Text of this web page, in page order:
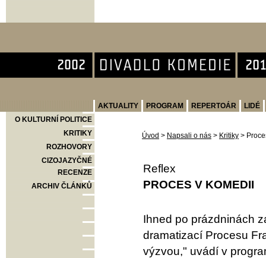
AKTUALITY PROGRAM REPERTOÁR
LIDÉ
O KULTURNÍ POLITICE
KRITIKY
ROZHOVORY
CIZOJAZYČNÉ
RECENZE
ARCHIV ČLÁNKŮ
Úvod > Napsali o nás > Kritiky >
Reflex
PROCES V KOMEDII
Ihned po prázdninách
dramatizací Procesu
výzvou," uvádí v